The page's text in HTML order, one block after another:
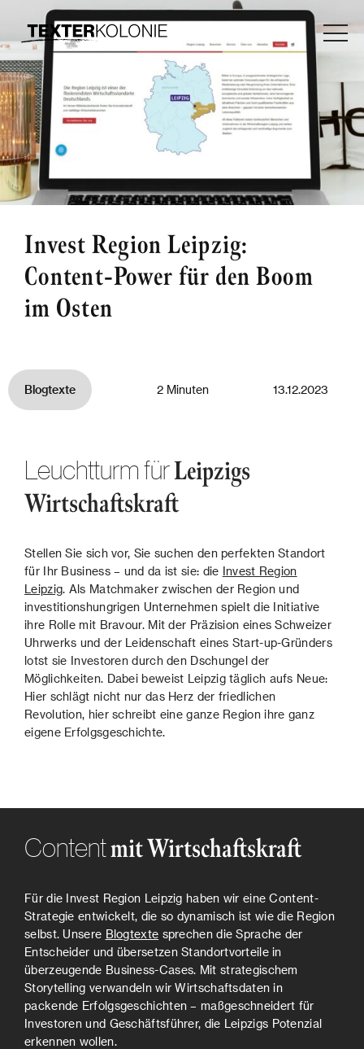
Invest Region Leipzig:
Content-Power für den Boom
im Osten
Blogtexte 2 Minuten 13.12.2023
Leuchtturm fürLeipzigs
Wirtschaftskraft
Stellen Sie sich vor, Sie suchen den perfekten Standort
für Ihr Business – und da ist sie: die Invest Region
Leipzig. Als Matchmaker zwischen der Region und
investitionshungrigen Unternehmen spielt die Initiative
ihre Rolle mit Bravour. Mit der Präzision eines Schweizer
Uhrwerks und der Leidenschaft eines Start-up-Gründers
lotst sie Investoren durch den Dschungel der
Möglichkeiten. Dabei beweist Leipzig täglich aufs Neue:
Hier schlägt nicht nur das Herz der friedlichen
Revolution, hier schreibt eine ganze Region ihre ganz
eigene Erfolgsgeschichte.
Contentmit Wirtschaftskraft
Für die Invest Region Leipzig haben wir eine Content-
Strategie entwickelt, die so dynamisch ist wie die Region
selbst. Unsere Blogtexte sprechen die Sprache der
Entscheider und übersetzen Standortvorteile in
überzeugende Business-Cases. Mit strategischem
Storytelling verwandeln wir Wirtschaftsdaten in
packende Erfolgsgeschichten – maßgeschneidert für
Investoren und Geschäftsführer, die Leipzigs Potenzial
erkennen wollen.